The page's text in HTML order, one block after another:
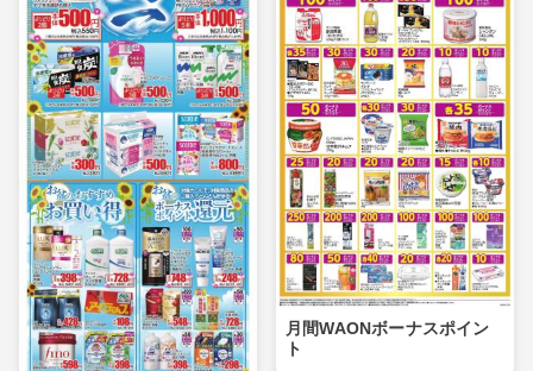
月間WAONボーナスポイン
ト